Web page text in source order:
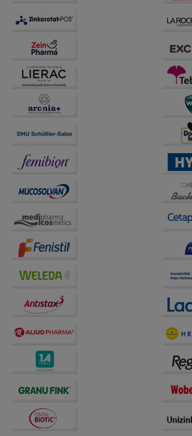
auch auf Ihre Bedürfnisse
betreiben.
Statistik & Tracking:
Hierüber
Informationen über die Art und
unserer Website sammeln, mit
Website weiter für Sie optimieren
auf unserer Website aber auch
Drittseiten möglichst relevant für
Bitte beachten Sie, dass Daten
Dritte wie z.B. Google oder
übertragen werden.